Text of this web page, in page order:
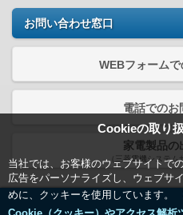
Cookieの取り
当社では、お客様のウェブサイトで
広告をパーソナライズし、ウェブサ
めに、クッキーを使用しています。
お問い合わせ窓口
WEBフォーム
電話でのお
家電製品の
（三菱電機システ